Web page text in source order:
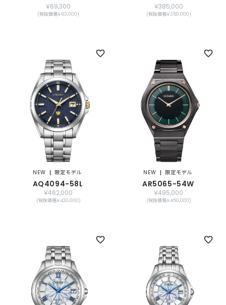
￥69,300
(税抜価格￥63,000)
￥385,000
(税抜価格￥350,000)
限定モデル
NEW
AQ4094-58L
￥462,000
(税抜価格￥420,000)
限定モデル
NEW
AR5065-54W
￥495,000
(税抜価格￥450,000)